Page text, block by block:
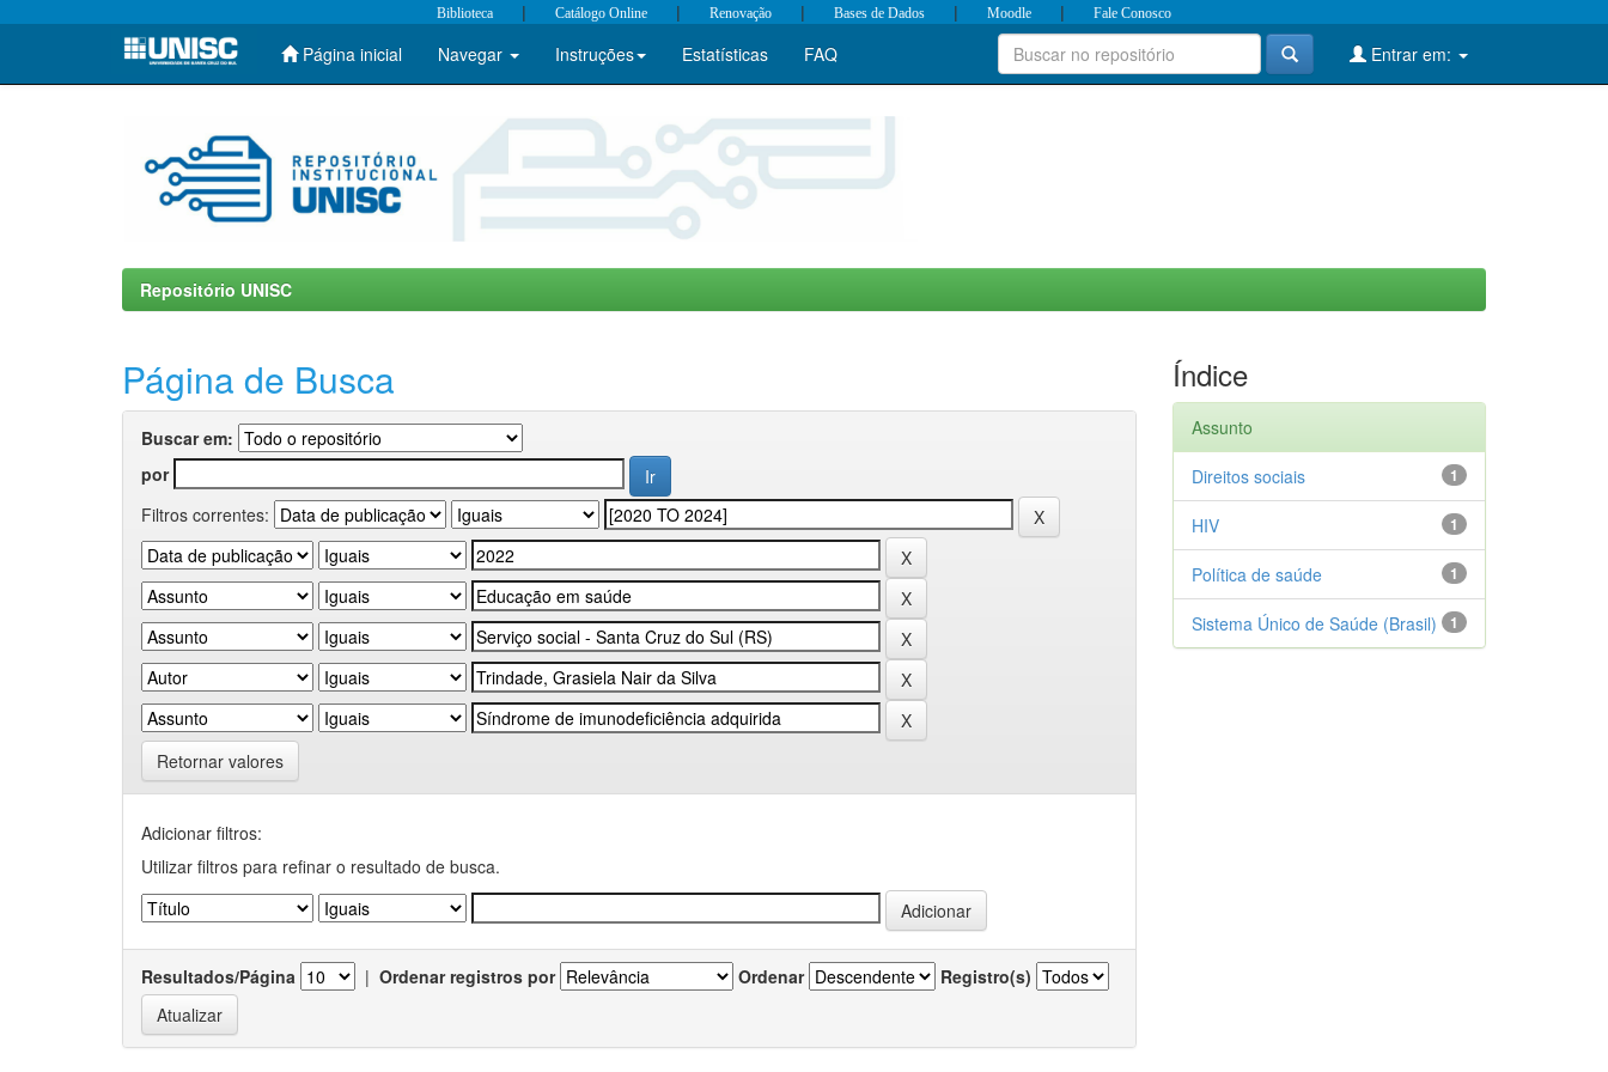
Skip
Biblioteca | Catálogo Online | Renovação | Bases de Dados | Moodle | Fale Conosco
Página inicial Navegar Instruções Estatísticas FAQ Entrar em:
Repositório UNISC
Página de Busca
Buscar em:
por
Filtros correntes:
Retornar valores
Adicionar filtros:
Utilizar filtros para refinar o resultado de busca.
Resultados/Página | Ordenar registros por Ordenar Registro(s)
Índice
Assunto
1
Direitos sociais
1
HIV
1
Política de saúde
1
Sistema Único de Saúde (Brasil)